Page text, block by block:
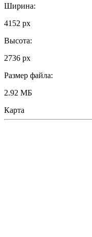
Ширина:
4152 px
Высота:
2736 px
Размер файла:
2.92 МБ
Карта